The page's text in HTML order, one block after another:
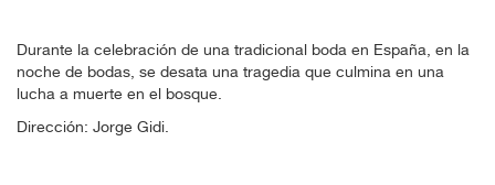
Durante la celebración de una tradicional boda en España, en la
noche de bodas, se desata una tragedia que culmina en una
lucha a muerte en el bosque.
Dirección: Jorge Gidi.